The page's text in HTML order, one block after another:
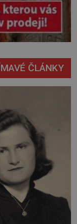
ČLÁNKY